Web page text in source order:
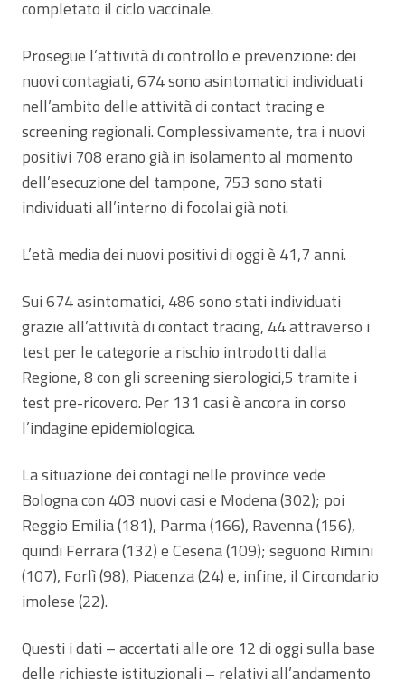
completato il ciclo vaccinale.
Prosegue l’attività di controllo e prevenzione: dei
nuovi contagiati, 674 sono asintomatici individuati
nell’ambito delle attività di contact tracing e
screening regionali. Complessivamente, tra i nuovi
positivi 708 erano già in isolamento al momento
dell’esecuzione del tampone, 753 sono stati
individuati all’interno di focolai già noti.
L’età media dei nuovi positivi di oggi è 41,7 anni.
Sui 674 asintomatici, 486 sono stati individuati
grazie all’attività di contact tracing, 44 attraverso i
test per le categorie a rischio introdotti dalla
Regione, 8 con gli screening sierologici,5 tramite i
test pre-ricovero. Per 131 casi è ancora in corso
l’indagine epidemiologica.
La situazione dei contagi nelle province vede
Bologna con 403 nuovi casi e Modena (302); poi
Reggio Emilia (181), Parma (166), Ravenna (156),
quindi Ferrara (132) e Cesena (109); seguono Rimini
(107), Forlì (98), Piacenza (24) e, infine, il Circondario
imolese (22).
Questi i dati – accertati alle ore 12 di oggi sulla base
delle richieste istituzionali – relativi all’andamento